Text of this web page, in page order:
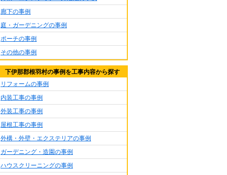
廊下の事例
庭・ガーデニングの事例
ポーチの事例
その他の事例
下伊那郡根羽村の事例を工事内容から探す
リフォームの事例
内装工事の事例
外装工事の事例
屋根工事の事例
外構・外壁・エクステリアの事例
ガーデニング・造園の事例
ハウスクリーニングの事例